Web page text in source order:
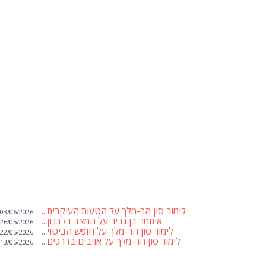
לימור סון הר-מלך על הטעות העיקרית... -- 03/06/2026
איתמר בן גביר על המצב בלבנון... -- 26/05/2026
לימור סון הר-מלך על חופש הביטוי... -- 22/05/2026
לימור סון הר-מלך על אויבים בדרכים... -- 13/05/2026
שבועת אמונים לדעאש